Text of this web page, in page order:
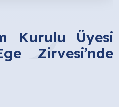
Kurulu Üyesi
Zirvesi’nde